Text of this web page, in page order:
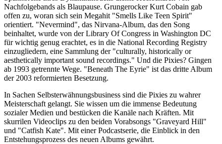
Nachfolgebands als Blaupause. Grungerocker Kurt Cobain gab
offen zu, woran sich sein Megahit "Smells Like Teen Spirit"
orientiert. "Nevermind", das Nirvana-Album, das den Song
beinhaltet, wurde von der Library Of Congress in Washington DC
für wichtig genug erachtet, es in die National Recording Registry
einzugliedern, eine Sammlung der "culturally, historically or
aesthetically important sound recordings." Und die Pixies? Gingen
ab 1993 getrennte Wege. "Beneath The Eyrie" ist das dritte Album
der 2003 reformierten Besetzung.
In Sachen Selbsterwähnungsbusiness sind die Pixies zu wahrer
Meisterschaft gelangt. Sie wissen um die immense Bedeutung
sozialer Medien und bestücken die Kanäle nach Kräften. Mit
skurrilen Videoclips zu den beiden Vorabsongs "Graveyard Hill"
und "Catfish Kate". Mit einer Podcastserie, die Einblick in den
Entstehungsprozess des neuen Albums gewährt.